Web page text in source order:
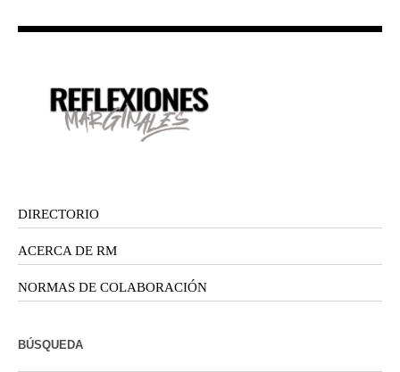
DIRECTORIO
ACERCA DE RM
NORMAS DE COLABORACIÓN
BÚSQUEDA